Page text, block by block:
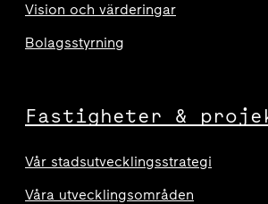
Vision och värderingar
Bolagsstyrning
Fastigheter &
Vår stadsutvecklingsstrategi
Våra utvecklingsområden